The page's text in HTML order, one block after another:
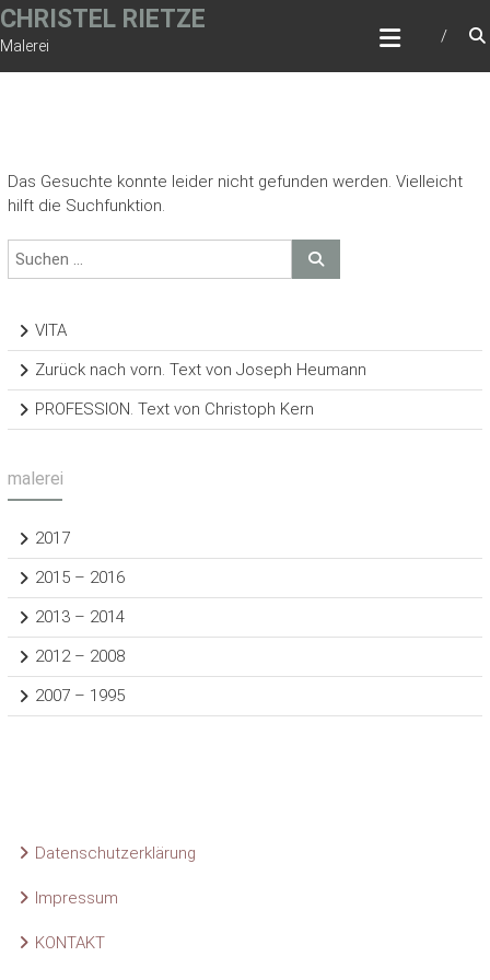
Zum
Inhalt
CHRISTEL RIETZE
Malerei
Das Gesuchte konnte leider nicht gefunden werden. Vielleicht
hilft die Suchfunktion.
VITA
Zurück nach vorn. Text von Joseph Heumann
PROFESSION. Text von Christoph Kern
malerei
2017
2015 – 2016
2013 – 2014
2012 – 2008
2007 – 1995
Datenschutzerklärung
Impressum
KONTAKT